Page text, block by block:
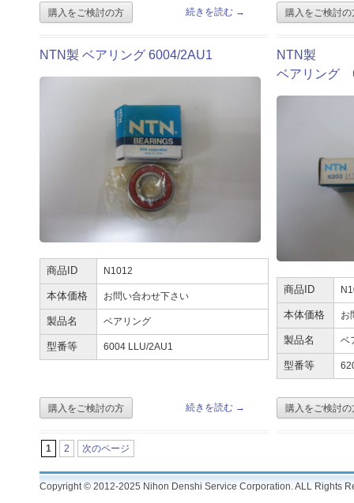
続きを読む →
NTN製 ベアリング 6004/2AU1
商品ID N1012
本体価格 お問い合わせ下さい
製品名 ベアリング
型番等 6004 LLU/2AU1
続きを読む →
NTN製
ベアリング
商品ID
本体価格 お
製品名 ベ
型番等
1 2 次のページ
Copyright © 2012-2025 Nihon Denshi Service Corporation. ALL Rights